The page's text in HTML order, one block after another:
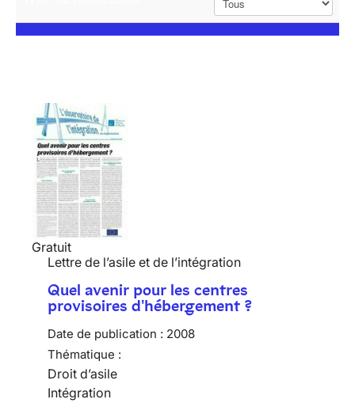
Gratuit
Lettre de l’asile et de l’intégration
Quel avenir pour les centres
provisoires d'hébergement ?
Date de publication : 2008
Thématique :
Droit d’asile
Intégration